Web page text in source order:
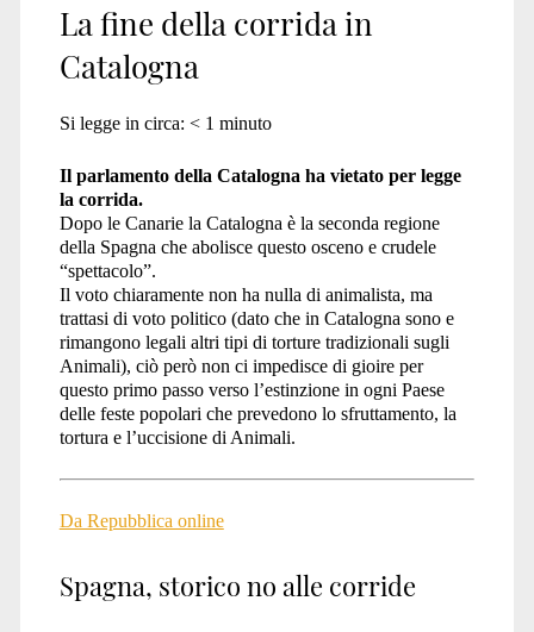
<span>corrida
barcellona</span>
La fine della corrida in
Catalogna
Si legge in circa: < 1 minuto
Il parlamento della Catalogna ha vietato per legge
la corrida.
Dopo le Canarie la Catalogna è la seconda regione
della Spagna che abolisce questo osceno e crudele
“spettacolo”.
Il voto chiaramente non ha nulla di animalista, ma
trattasi di voto politico (dato che in Catalogna sono e
rimangono legali altri tipi di torture tradizionali sugli
Animali), ciò però non ci impedisce di gioire per
questo primo passo verso l’estinzione in ogni Paese
delle feste popolari che prevedono lo sfruttamento, la
tortura e l’uccisione di Animali.
Da Repubblica online
Spagna, storico no alle corride